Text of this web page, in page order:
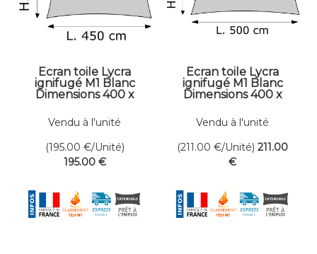
Ecran toile Lycra
ignifugé M1 Blanc
Dimensions 400 x
Vendu à l'unité
(195.00 €/Unité)
195.00 €
Ecran toile Lycra
ignifugé M1 Blanc
Dimensions 400 x
Vendu à l'unité
(211.00 €/Unité) 211.00
€